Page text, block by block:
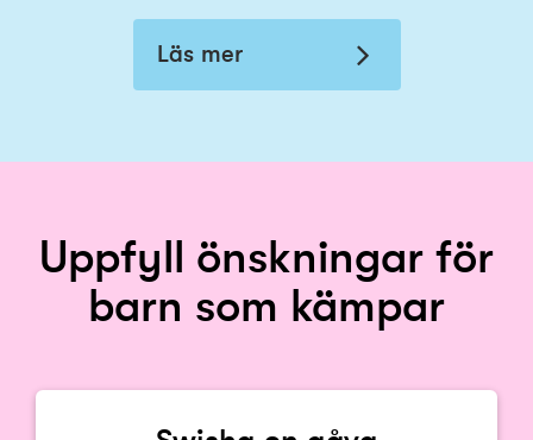
Läs mer
Uppfyll önskningar för
barn som kämpar